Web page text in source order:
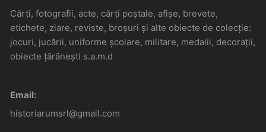
Cărți, fotografii, acte, cărți poștale, afișe, brevete,
etichete, ziare, reviste, broșuri și alte obiecte de colecție:
jocuri, jucării, uniforme școlare, militare, medalii, decorații,
obiecte țărănești s.a.m.d
Email:
historiarumsrl@gmail.com